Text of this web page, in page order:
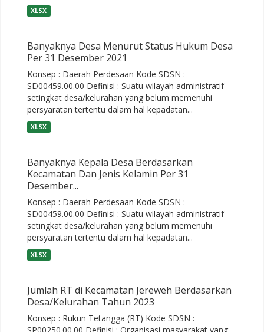
XLSX
Banyaknya Desa Menurut Status Hukum Desa
Per 31 Desember 2021
Konsep : Daerah Perdesaan Kode SDSN :
SD00459.00.00 Definisi : Suatu wilayah administratif
setingkat desa/kelurahan yang belum memenuhi
persyaratan tertentu dalam hal kepadatan...
XLSX
Banyaknya Kepala Desa Berdasarkan
Kecamatan Dan Jenis Kelamin Per 31
Desember...
Konsep : Daerah Perdesaan Kode SDSN :
SD00459.00.00 Definisi : Suatu wilayah administratif
setingkat desa/kelurahan yang belum memenuhi
persyaratan tertentu dalam hal kepadatan...
XLSX
Jumlah RT di Kecamatan Jereweh Berdasarkan
Desa/Kelurahan Tahun 2023
Konsep : Rukun Tetangga (RT) Kode SDSN :